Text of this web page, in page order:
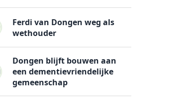
Ferdi van Dongen weg als
wethouder
Dongen blijft bouwen aan
een dementievriendelijke
gemeenschap